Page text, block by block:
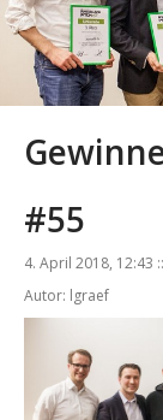
#55
4. April 2018, 12:43 ::
Autor: lgraef